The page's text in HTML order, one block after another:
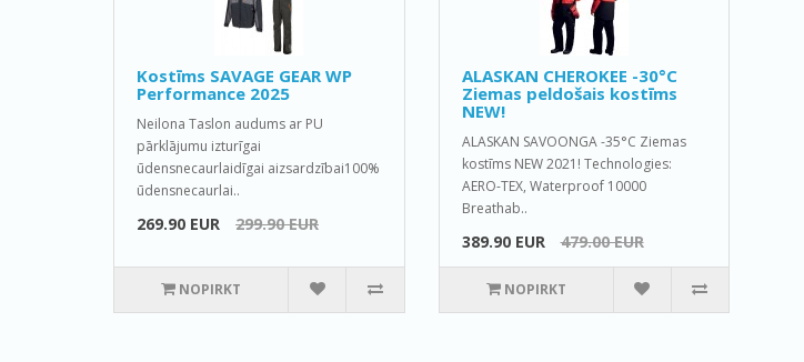
Kostīms SAVAGE GEAR WP
Performance 2025
Neilona Taslon audums ar PU
pārklājumu izturīgai
ūdensnecaurlaidīgai aizsardzībai100%
ūdensnecaurlai..
269.90 EUR 299.90 EUR
NOPIRKT
ALASKAN CHEROKEE -30°C
Ziemas peldošais kostīms
NEW!
ALASKAN SAVOONGA -35°C Ziemas
kostīms NEW 2021! Technologies:
AERO-TEX, Waterproof 10000
Breathab..
389.90 EUR 479.00 EUR
NOPIRKT